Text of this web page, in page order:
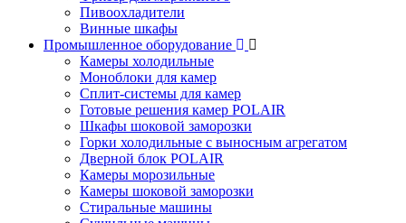
Пивоохладители
Винные шкафы
Промышленное оборудование
Камеры холодильные
Моноблоки для камер
Сплит-системы для камер
Готовые решения камер POLAIR
Шкафы шоковой заморозки
Горки холодильные с выносным агрегатом
Дверной блок POLAIR
Камеры морозильные
Камеры шоковой заморозки
Стиральные машины